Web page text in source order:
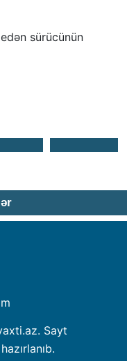
sürücünün
Sayt